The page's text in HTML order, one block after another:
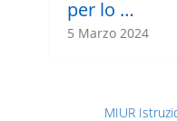
per lo …
5 Marzo 2024
MIUR